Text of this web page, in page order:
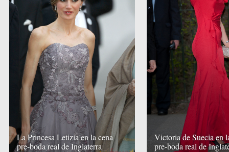
La Princesa Letizia en la cena
pre-boda real de Inglaterra
Victoria de Suecia en
pre-boda real de